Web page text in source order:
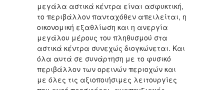
μεγάλα αστικά κέντρα είναι ασφυκτική,
το περιβάλλον πανταχόθεν απειλείται, η
οικονομική εξαθλίωση και η ανεργία
μεγάλου μέρους του πληθυσμού στα
αστικά κέντρα συνεχώς διογκώνεται. Και
όλα αυτά σε συνάρτηση με το φυσικό
περιβάλλον των ορεινών περιοχών και
με όλες τις αξιοποιήσιμες λειτουργίες